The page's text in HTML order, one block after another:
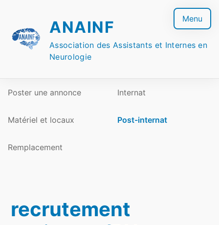
content
ANAINF
Association des Assistants et Internes en
Neurologie
Menu
Poster une annonce Internat
Matériel et locaux Post-internat
Remplacement
recrutement